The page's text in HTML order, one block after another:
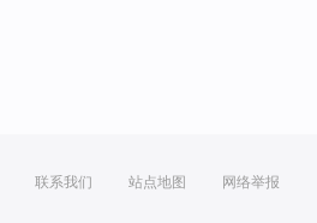
联系我们 站点地图 网络举报